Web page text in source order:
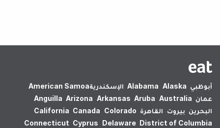
أبوظبي Alabama Alaska الإسكندرية‎American Samoa
عمان
Anguilla Arizona Arkansas Aruba Australia
البحرين بيروت القاهرة California Canada Colorado
Connecticut Cyprus Delaware District of Columbia